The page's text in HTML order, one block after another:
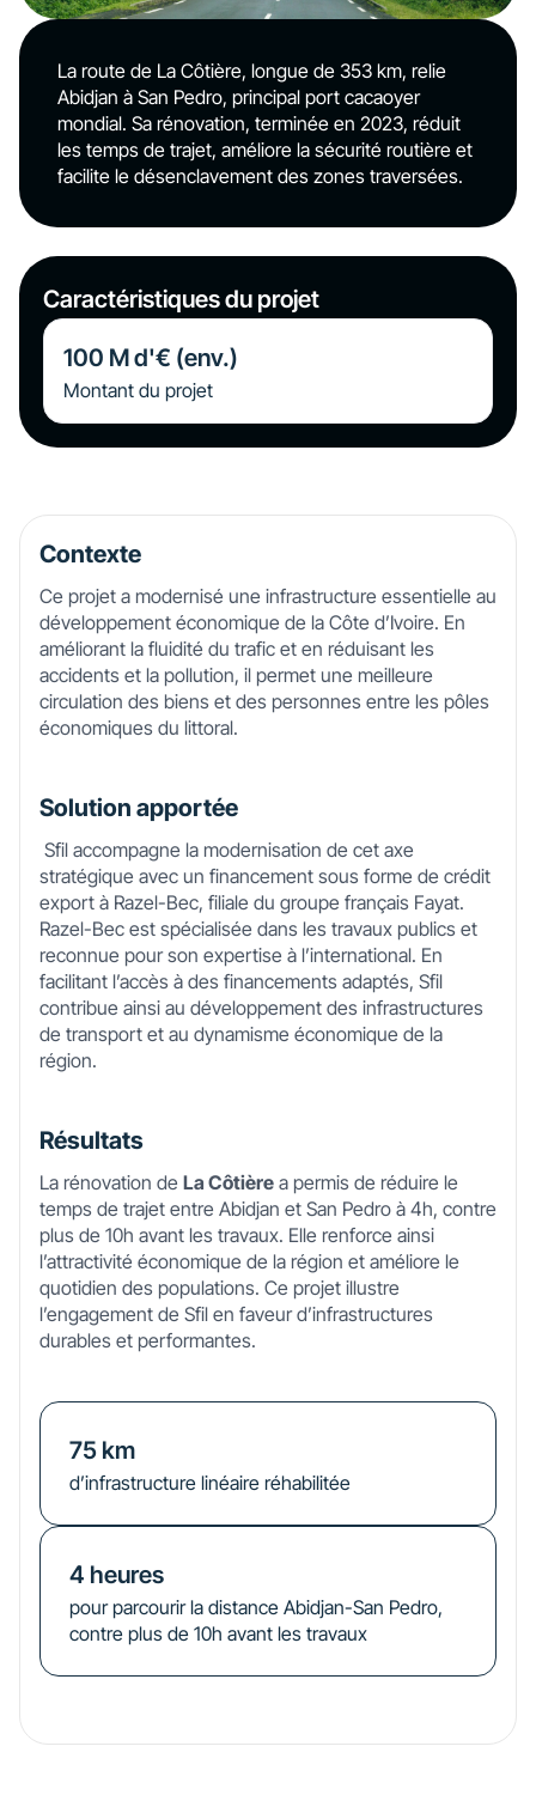
La route de La Côtière, longue de 353 km, relie
Abidjan à San Pedro, principal port cacaoyer
mondial. Sa rénovation, terminée en 2023, réduit
les temps de trajet, améliore la sécurité routière et
facilite le désenclavement des zones traversées.
Caractéristiques du projet
100 M d'€ (env.)
Montant du projet
Contexte
Ce projet a modernisé une infrastructure essentielle au
développement économique de la Côte d’Ivoire. En
améliorant la fluidité du trafic et en réduisant les
accidents et la pollution, il permet une meilleure
circulation des biens et des personnes entre les pôles
économiques du littoral.
Solution apportée
Sfil accompagne la modernisation de cet axe
stratégique avec un financement sous forme de crédit
export à Razel-Bec, filiale du groupe français Fayat.
Razel-Bec est spécialisée dans les travaux publics et
reconnue pour son expertise à l’international. En
facilitant l’accès à des financements adaptés, Sfil
contribue ainsi au développement des infrastructures
de transport et au dynamisme économique de la
région.
Résultats
La rénovation de La Côtière a permis de réduire le
temps de trajet entre Abidjan et San Pedro à 4h, contre
plus de 10h avant les travaux. Elle renforce ainsi
l’attractivité économique de la région et améliore le
quotidien des populations. Ce projet illustre
l’engagement de Sfil en faveur d’infrastructures
durables et performantes.
75 km
d’infrastructure linéaire réhabilitée
4 heures
pour parcourir la distance Abidjan-San Pedro,
contre plus de 10h avant les travaux